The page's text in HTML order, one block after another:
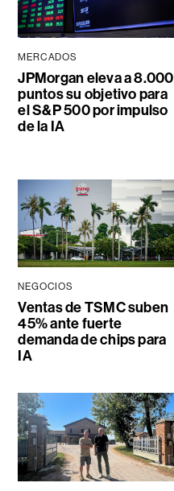
MERCADOS
JPMorgan eleva a 8.000
puntos su objetivo para
el S&P 500 por impulso
de la IA
NEGOCIOS
Ventas de TSMC suben
45% ante fuerte
demanda de chips para
IA